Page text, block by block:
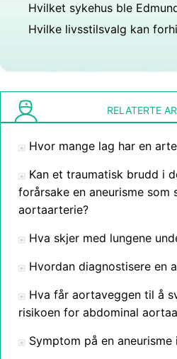
RELATERTE
Hvor mange lag har en
Kan et traumatisk brudd i
forårsake en aneurisme som
aortaarterie?
Hva skjer med lungene
Hvordan diagnostisere en
Hva får aortaveggen til å
risikoen for abdominal
Symptom på en aneurisme